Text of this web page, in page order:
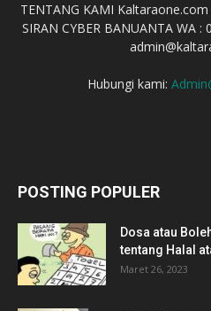
TENTANG KAMI
SIRAN CYBER BANUANTA WA
Hubungi kami:
POSTING POPULER
Dosa atau
tentang Halal
Maret 26, 2023